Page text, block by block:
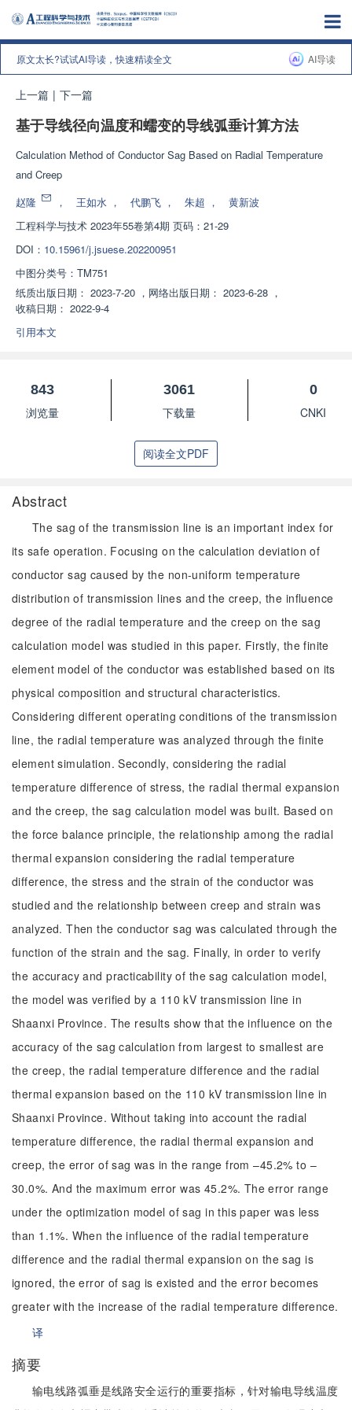
原文太长?试试AI导读，快速精读全文 AI导读
上一篇 | 下一篇
基于导线径向温度和蠕变的导线弧垂计算方法
Calculation Method of Conductor Sag Based on Radial Temperature
and Creep
赵隆
， 王如水 ， 代鹏飞 ， 朱超 ，
黄新波
工程科学与技术 2023年55卷第4期 页码：21-29
DOI： 10.15961/j.jsuese.202200951
中图分类号： TM751
纸质出版日期： 2023-7-20 ， 网络出版日期： 2023-6-28 ，
收稿日期： 2022-9-4
引用本文
843
浏览量
3061
下载量
0
CNKI
阅读全文PDF
Abstract
The sag of the transmission line is an important index for
its safe operation. Focusing on the calculation deviation of
conductor sag caused by the non-uniform temperature
distribution of transmission lines and the creep, the influence
degree of the radial temperature and the creep on the sag
calculation model was studied in this paper. Firstly, the finite
element model of the conductor was established based on its
physical composition and structural characteristics.
Considering different operating conditions of the transmission
line, the radial temperature was analyzed through the finite
element simulation. Secondly, considering the radial
temperature difference of stress, the radial thermal expansion
and the creep, the sag calculation model was built. Based on
the force balance principle, the relationship among the radial
thermal expansion considering the radial temperature
difference, the stress and the strain of the conductor was
studied and the relationship between creep and strain was
analyzed. Then the conductor sag was calculated through the
function of the strain and the sag. Finally, in order to verify
the accuracy and practicability of the sag calculation model,
the model was verified by a 110 kV transmission line in
Shaanxi Province. The results show that the influence on the
accuracy of the sag calculation from largest to smallest are
the creep, the radial temperature difference and the radial
thermal expansion based on the 110 kV transmission line in
Shaanxi Province. Without taking into account the radial
temperature difference, the radial thermal expansion and
creep, the error of sag was in the range from –45.2% to –
30.0%. And the maximum error was 45.2%. The error range
under the optimization model of sag in this paper was less
than 1.1%. When the influence of the radial temperature
difference and the radial thermal expansion on the sag is
ignored, the error of sag is existed and the error becomes
greater with the increase of the radial temperature difference.
译
摘要
输电线路弧垂是线路安全运行的重要指标，针对输电导线温度